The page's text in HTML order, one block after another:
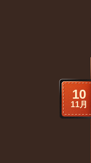
10
11月